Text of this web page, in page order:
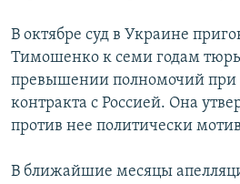
В октябре суд в Украине
Тимошенко к семи годам
превышении полномочий при
контракта с Россией. Она
против нее политически
В ближайшие месяцы